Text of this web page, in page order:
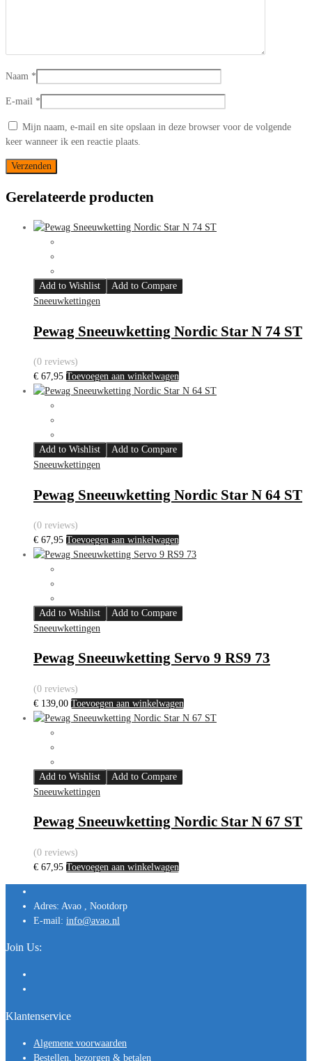
Naam *
E-mail *
Mijn naam, e-mail en site opslaan in deze browser voor de volgende
keer wanneer ik een reactie plaats.
Gerelateerde producten
Add to Wishlist
Add to Compare
Sneeuwkettingen
Pewag Sneeuwketting Nordic Star N 74 ST
(0 reviews)
€ 67,95 Toevoegen aan winkelwagen
Add to Wishlist
Add to Compare
Sneeuwkettingen
Pewag Sneeuwketting Nordic Star N 64 ST
(0 reviews)
€ 67,95 Toevoegen aan winkelwagen
Add to Wishlist
Add to Compare
Sneeuwkettingen
Pewag Sneeuwketting Servo 9 RS9 73
(0 reviews)
€ 139,00 Toevoegen aan winkelwagen
Add to Wishlist
Add to Compare
Sneeuwkettingen
Pewag Sneeuwketting Nordic Star N 67 ST
(0 reviews)
€ 67,95 Toevoegen aan winkelwagen
Adres: Avao , Nootdorp
E-mail: info@avao.nl
Join Us:
Klantenservice
Algemene voorwaarden
Bestellen, bezorgen & betalen